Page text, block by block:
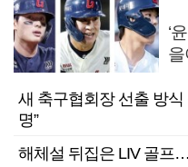
‘
새 축구협회장 선출 방
명”
해체설 뒤집은 LIV 골프